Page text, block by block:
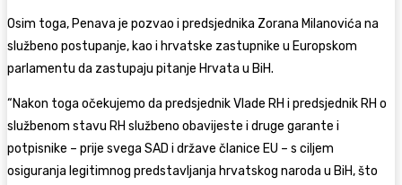
Osim toga, Penava je pozvao i predsjednika Zorana Milanovića na
službeno postupanje, kao i hrvatske zastupnike u Europskom
parlamentu da zastupaju pitanje Hrvata u BiH.
“Nakon toga očekujemo da predsjednik Vlade RH i predsjednik RH o
službenom stavu RH službeno obavijeste i druge garante i
potpisnike – prije svega SAD i države članice EU – s ciljem
osiguranja legitimnog predstavljanja hrvatskog naroda u BiH, što